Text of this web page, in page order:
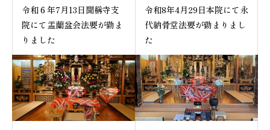
令和６年7月13日聞稱寺支
院にて盂蘭盆会法要が勤ま
りました
令和8年4月29日本院にて永
代納骨堂法要が勤まりまし
た